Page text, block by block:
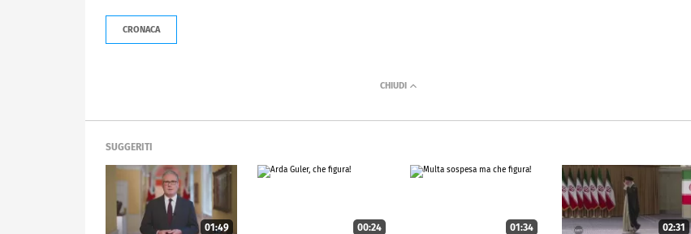
CRONACA
SUGGERITI
01:49 00:24 01:34 02:31